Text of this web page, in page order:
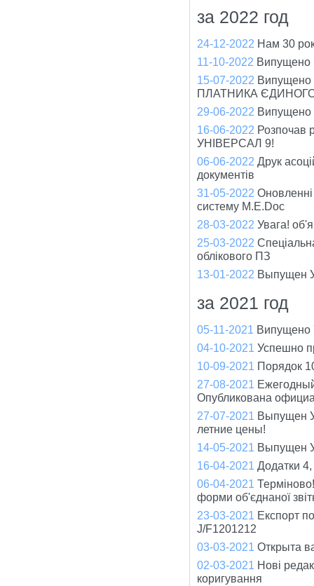
за 2022 год
24-12-2022 Нам 30
11-10-2022 Випущено
15-07-2022
ПЛАТНИКА
29-06-2022 Випущено
16-06-2022 Розпочав
УНІВЕРСАЛ 9!
06-06-2022 Друк
документів
31-05-2022
систему M.E.Doc
28-03-2022 Увага!
25-03-2022
облікового ПЗ
13-01-2022 Выпущен
за 2021 год
05-11-2021 Випущено
04-10-2021 Успешно
10-09-2021 Порядок
27-08-2021
Опубликована
27-07-2021 Выпущен
летние цены!
14-05-2021 Выпущен
16-04-2021 Додатки
06-04-2021
форми об'єднаної
23-03-2021 Експорт
J/F1201212
03-03-2021 Открыта
02-03-2021 Нові
коригування